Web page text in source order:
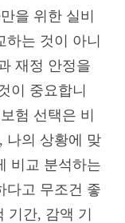
을 위한 실비
하는 것이 아니
재정 안정을
이 중요합니
험 선택은 비
나의 상황에 맞
비교 분석하는
다고 무조건 좋
기간, 감액 기